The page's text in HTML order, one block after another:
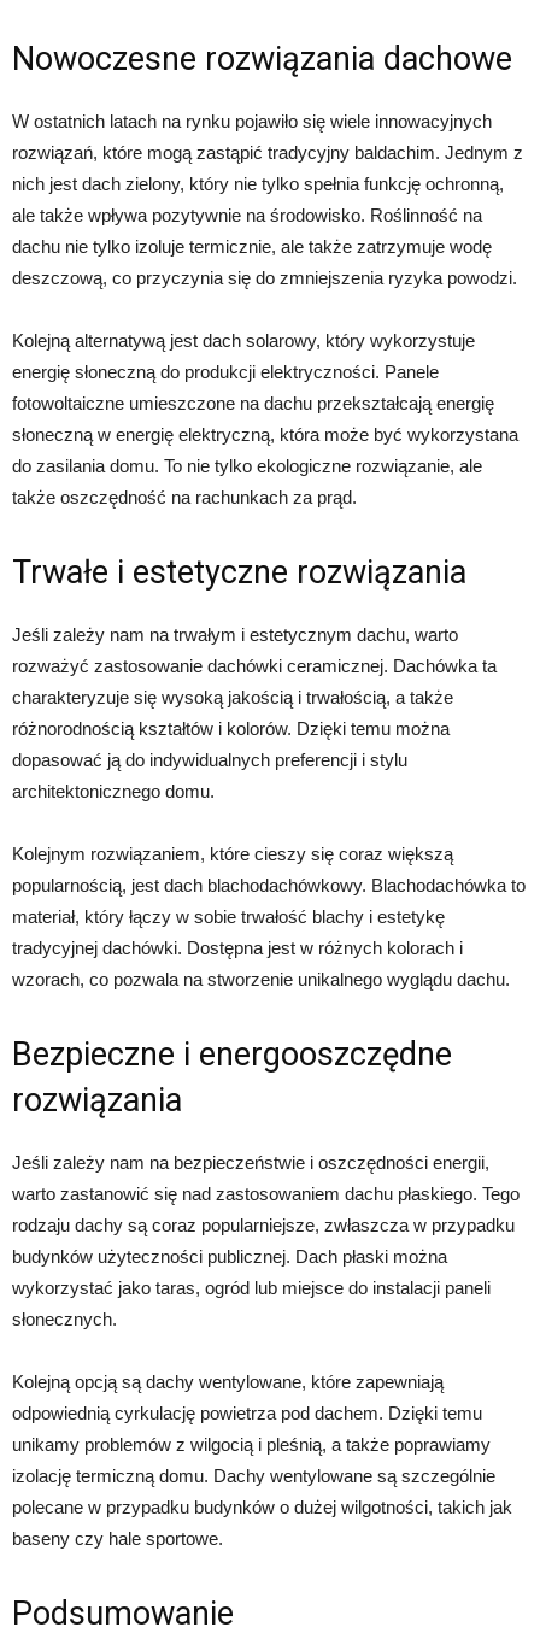
Nowoczesne rozwiązania dachowe
W ostatnich latach na rynku pojawiło się wiele innowacyjnych
rozwiązań, które mogą zastąpić tradycyjny baldachim. Jednym z
nich jest dach zielony, który nie tylko spełnia funkcję ochronną,
ale także wpływa pozytywnie na środowisko. Roślinność na
dachu nie tylko izoluje termicznie, ale także zatrzymuje wodę
deszczową, co przyczynia się do zmniejszenia ryzyka powodzi.
Kolejną alternatywą jest dach solarowy, który wykorzystuje
energię słoneczną do produkcji elektryczności. Panele
fotowoltaiczne umieszczone na dachu przekształcają energię
słoneczną w energię elektryczną, która może być wykorzystana
do zasilania domu. To nie tylko ekologiczne rozwiązanie, ale
także oszczędność na rachunkach za prąd.
Trwałe i estetyczne rozwiązania
Jeśli zależy nam na trwałym i estetycznym dachu, warto
rozważyć zastosowanie dachówki ceramicznej. Dachówka ta
charakteryzuje się wysoką jakością i trwałością, a także
różnorodnością kształtów i kolorów. Dzięki temu można
dopasować ją do indywidualnych preferencji i stylu
architektonicznego domu.
Kolejnym rozwiązaniem, które cieszy się coraz większą
popularnością, jest dach blachodachówkowy. Blachodachówka to
materiał, który łączy w sobie trwałość blachy i estetykę
tradycyjnej dachówki. Dostępna jest w różnych kolorach i
wzorach, co pozwala na stworzenie unikalnego wyglądu dachu.
Bezpieczne i energooszczędne
rozwiązania
Jeśli zależy nam na bezpieczeństwie i oszczędności energii,
warto zastanowić się nad zastosowaniem dachu płaskiego. Tego
rodzaju dachy są coraz popularniejsze, zwłaszcza w przypadku
budynków użyteczności publicznej. Dach płaski można
wykorzystać jako taras, ogród lub miejsce do instalacji paneli
słonecznych.
Kolejną opcją są dachy wentylowane, które zapewniają
odpowiednią cyrkulację powietrza pod dachem. Dzięki temu
unikamy problemów z wilgocią i pleśnią, a także poprawiamy
izolację termiczną domu. Dachy wentylowane są szczególnie
polecane w przypadku budynków o dużej wilgotności, takich jak
baseny czy hale sportowe.
Podsumowanie